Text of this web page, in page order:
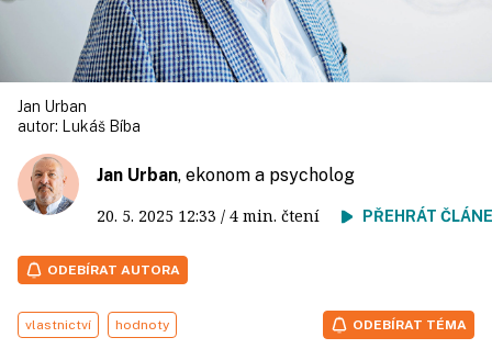
Jan Urban
autor:
Lukáš Bíba
Jan Urban, ekonom a psycholog
20. 5. 2025 12:33 / 4 min. čtení PŘEHRÁT
ODEBÍRAT AUTORA
vlastnictví hodnoty ODEBÍRAT TÉMA